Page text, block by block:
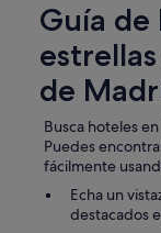
Guía
de
Busca hoteles
Puedes
fácilmente
Echa un
destacados